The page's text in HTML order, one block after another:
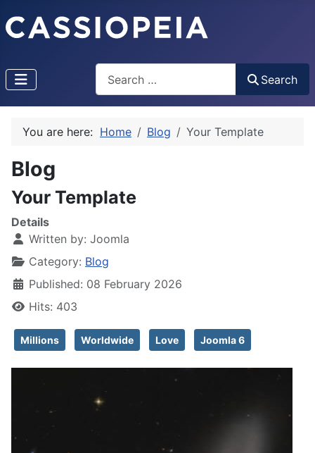
Search
You are here: Home Blog Your Template
Blog
Your Template
Details
Written by: Joomla
Category: Blog
Published: 08 February 2026
Hits: 403
Millions Worldwide Love Joomla 6